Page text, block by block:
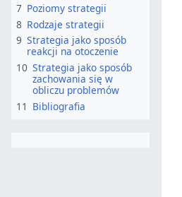
7 Poziomy strategii
8 Rodzaje strategii
9 Strategia jako sposób
reakcji na otoczenie
10 Strategia jako sposób
zachowania się w
obliczu problemów
11 Bibliografia